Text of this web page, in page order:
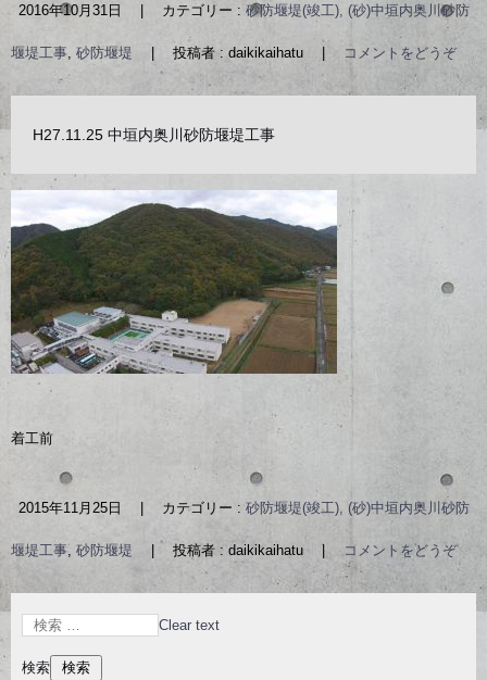
2016年10月31日 | カテゴリー : 砂防堰堤(竣工), (砂)中垣内奥川砂防
堰堤工事 砂防堰堤 | 投稿者 : daikikaihatu | コメントをどうぞ
H27.11.25 中垣内奥川砂防堰堤工事
着工前
2015年11月25日 | カテゴリー : 砂防堰堤(竣工), (砂)中垣内奥川砂防
堰堤工事, 砂防堰堤 | 投稿者 : daikikaihatu | コメントをどうぞ
Clear text
検索